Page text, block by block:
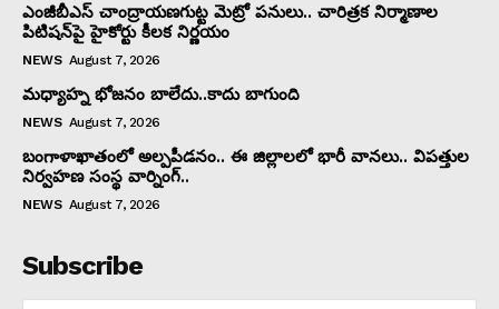
ఎంజీబీఎస్ చాంద్రాయణగుట్ట మెట్రో పనులు.. చారిత్రక నిర్మాణాల
పిటిషన్‌పై హైకోర్టు కీలక నిర్ణయం
NEWS August 7, 2026
మధ్యాహ్న భోజనం బాలేదు..కాదు బాగుంది
NEWS August 7, 2026
బంగాళాఖాతంలో అల్పపీడనం.. ఈ జిల్లాలలో భారీ వానలు.. విపత్తుల
నిర్వహణ సంస్థ వార్నింగ్..
NEWS August 7, 2026
Subscribe